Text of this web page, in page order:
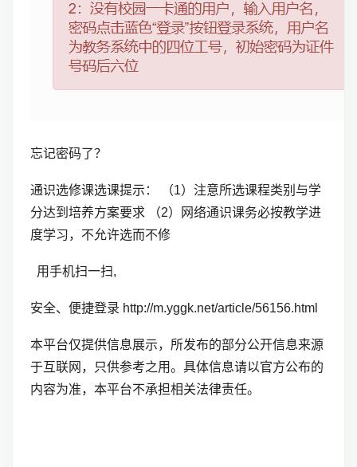
忘记密码了？
通识选修课选课提示： （1）注意所选课程类别与学
分达到培养方案要求 （2）网络通识课务必按教学进
度学习，不允许选而不修
用手机扫一扫,
安全、便捷登录 http://m.yggk.net/article/56156.html
本平台仅提供信息展示，所发布的部分公开信息来源
于互联网，只供参考之用。具体信息请以官方公布的
内容为准，本平台不承担相关法律责任。